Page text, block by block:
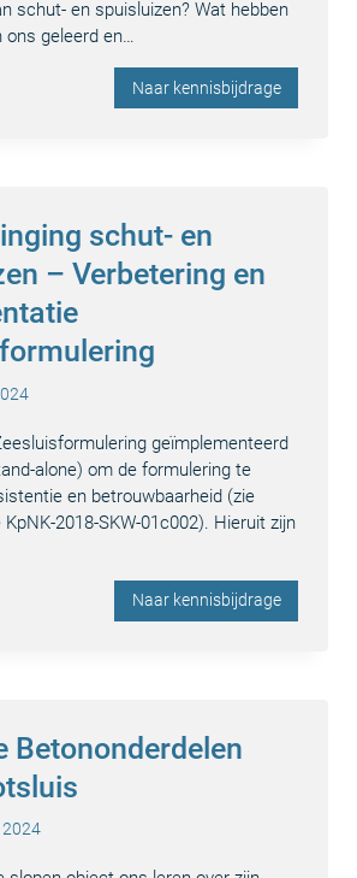
schut- en spuisluizen? Wat hebben
ons geleerd en…
Naar kennisbijdrage
schut- en
– Verbetering en
geïmplementeerd
alone) om de formulering te
en betrouwbaarheid (zie
2018-SKW-01c002). Hieruit zijn
Naar kennisbijdrage
Betononderdelen
2024